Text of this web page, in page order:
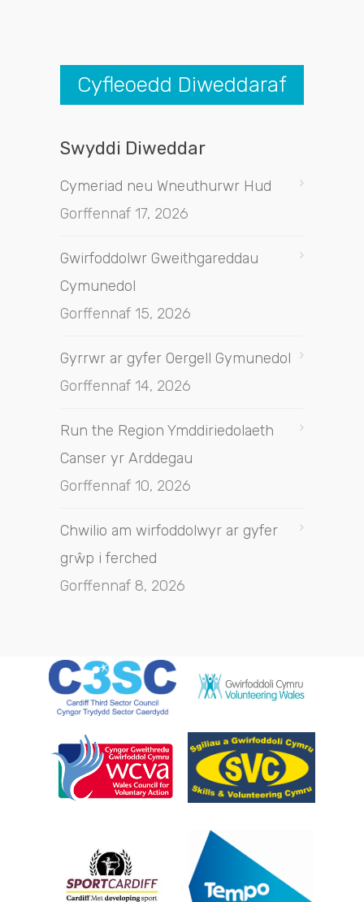
Cyfleoedd Diweddaraf
Swyddi Diweddar
Cymeriad neu Wneuthurwr Hud
Gorffennaf 17, 2026
Gwirfoddolwr Gweithgareddau
Cymunedol
Gorffennaf 15, 2026
Gyrrwr ar gyfer Oergell Gymunedol
Gorffennaf 14, 2026
Run the Region Ymddiriedolaeth
Canser yr Arddegau
Gorffennaf 10, 2026
Chwilio am wirfoddolwyr ar gyfer
grŵp i ferched
Gorffennaf 8, 2026